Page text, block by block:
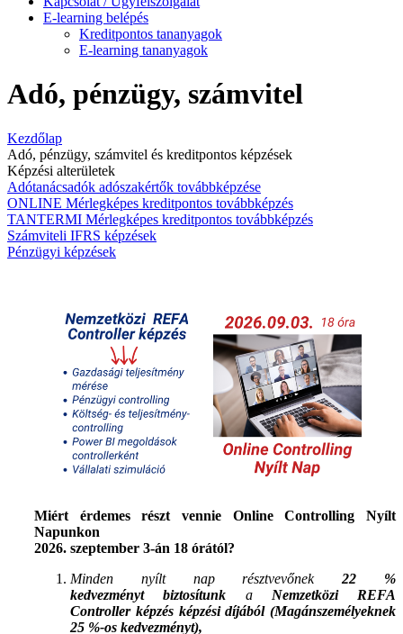
E-learning belépés
Kreditpontos tananyagok
E-learning tananyagok
Adó, pénzügy, számvitel
Kezdőlap
Adó, pénzügy, számvitel és kreditpontos képzések
Képzési alterületek
Adótanácsadók adószakértők továbbképzése
ONLINE Mérlegképes kreditpontos továbbképzés
TANTERMI Mérlegképes kreditpontos továbbképzés
Számviteli IFRS képzések
Pénzügyi képzések
Miért érdemes részt vennie Online Controlling Nyílt
Napunkon
2026. szeptember 3-án 18 órától?
Minden nyílt nap résztvevőnek22 %
kedvezményt
biztosítunk a Nemzetközi REFA
Controller képzés képzési díjából (Magánszemélyeknek
25 %-os kedvezményt),